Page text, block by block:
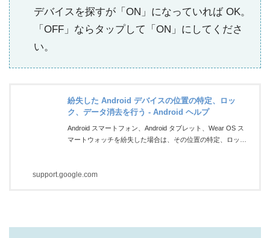
デバイスを探すが「ON」になっていれば OK。
「OFF」ならタップして「ON」にしてくださ
い。
紛失した Android デバイスの位置の特定、ロッ
ク、データ消去を行う - Android ヘルプ
Android スマートフォン、Android タブレット、Wear OS ス
マートウォッチを紛失した場合は、その位置の特定、ロッ
support.google.com